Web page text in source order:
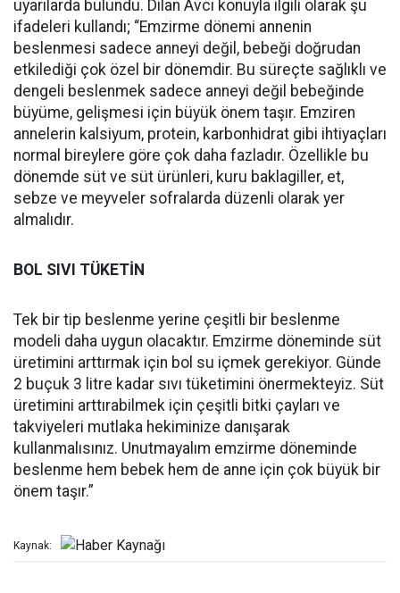
uyarılarda bulundu. Dilan Avcı konuyla ilgili olarak şu
ifadeleri kullandı; “Emzirme dönemi annenin
beslenmesi sadece anneyi değil, bebeği doğrudan
etkilediği çok özel bir dönemdir. Bu süreçte sağlıklı ve
dengeli beslenmek sadece anneyi değil bebeğinde
büyüme, gelişmesi için büyük önem taşır. Emziren
annelerin kalsiyum, protein, karbonhidrat gibi ihtiyaçları
normal bireylere göre çok daha fazladır. Özellikle bu
dönemde süt ve süt ürünleri, kuru baklagiller, et,
sebze ve meyveler sofralarda düzenli olarak yer
almalıdır.
BOL SIVI TÜKETİN
Tek bir tip beslenme yerine çeşitli bir beslenme
modeli daha uygun olacaktır. Emzirme döneminde süt
üretimini arttırmak için bol su içmek gerekiyor. Günde
2 buçuk 3 litre kadar sıvı tüketimini önermekteyiz. Süt
üretimini arttırabilmek için çeşitli bitki çayları ve
takviyeleri mutlaka hekiminize danışarak
kullanmalısınız. Unutmayalım emzirme döneminde
beslenme hem bebek hem de anne için çok büyük bir
önem taşır.”
Kaynak: